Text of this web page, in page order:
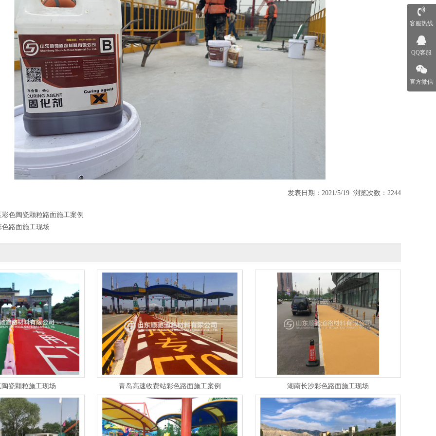
发表日期：2021/5/19 浏览次数：2244
色陶瓷颗粒路面施工案例
路面施工现场
瓷颗粒施工现场 青岛高速收费站彩色路面施工案例 湖南长沙彩色路面施工现场
客服热线
QQ客服
官方微信